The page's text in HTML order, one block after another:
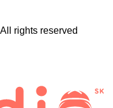
rights reserved